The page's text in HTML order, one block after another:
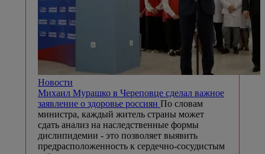
Новости
Михаил Мурашко в Череповце сделал важное
заявление о здоровье россиян По словам
министра, каждый житель страны может
сдать анализ на наследственные формы
дислипидемии - это позволяет выявить
предрасположенность к сердечно-сосудистым